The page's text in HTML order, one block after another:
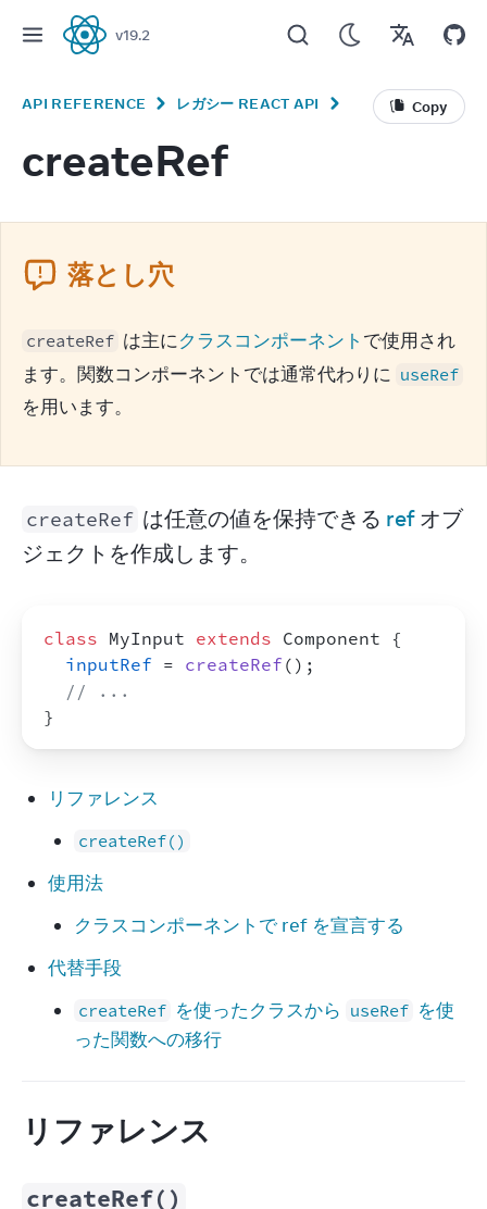
React
v19.2
API REFERENCE レガシー REACT API Copy
createRef
落とし穴
createRef は主にクラスコンポーネント で使用され
ます。関数コンポーネントでは通常代わりに useRef
を用います。
createRef は任意の値を保持できる ref オブ
ジェクトを作成します。
class MyInput extends Component
{
inputRef = createRef ( ) ;
// ...
}
リファレンス
createRef()
使用法
クラスコンポーネントで ref を宣言する
代替手段
createRef を使ったクラスから useRef を使
った関数への移行
リファレンス
createRef()